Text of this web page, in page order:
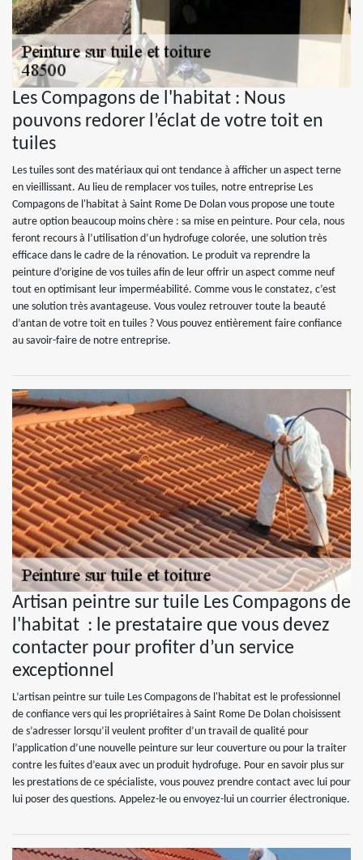
Les Compagons de l'habitat : Nous
pouvons redorer l’éclat de votre toit en
tuiles
Les tuiles sont des matériaux qui ont tendance à afficher un aspect terne
en vieillissant. Au lieu de remplacer vos tuiles, notre entreprise Les
Compagons de l'habitat à Saint Rome De Dolan vous propose une toute
autre option beaucoup moins chère : sa mise en peinture. Pour cela, nous
feront recours à l’utilisation d’un hydrofuge colorée, une solution très
efficace dans le cadre de la rénovation. Le produit va reprendre la
peinture d’origine de vos tuiles afin de leur offrir un aspect comme neuf
tout en optimisant leur imperméabilité. Comme vous le constatez, c’est
une solution très avantageuse. Vous voulez retrouver toute la beauté
d’antan de votre toit en tuiles ? Vous pouvez entièrement faire confiance
au savoir-faire de notre entreprise.
Artisan peintre sur tuile Les Compagons de
l'habitat : le prestataire que vous devez
contacter pour profiter d’un service
exceptionnel
L’artisan peintre sur tuile Les Compagons de l'habitat est le professionnel
de confiance vers qui les propriétaires à Saint Rome De Dolan choisissent
de s’adresser lorsqu’il veulent profiter d’un travail de qualité pour
l’application d’une nouvelle peinture sur leur couverture ou pour la traiter
contre les fuites d’eaux avec un produit hydrofuge. Pour en savoir plus sur
les prestations de ce spécialiste, vous pouvez prendre contact avec lui pour
lui poser des questions. Appelez-le ou envoyez-lui un courrier électronique.